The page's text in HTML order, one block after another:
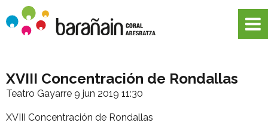
XVIII Concentración de Rondallas
Teatro Gayarre 9 jun 2019 11:30
XVIII Concentración de Rondallas